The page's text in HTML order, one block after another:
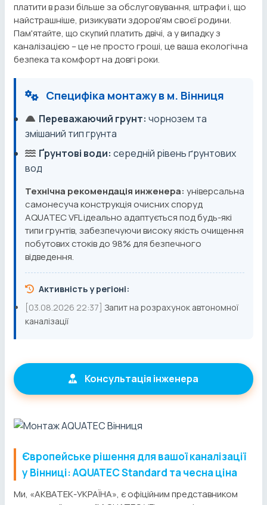
платити в рази більше за обслуговування, штрафи і, що
найстрашніше, ризикувати здоров'ям своєї родини.
Пам'ятайте, що скупий платить двічі, а у випадку з
каналізацією – це не просто гроші, це ваша екологічна
безпека та комфорт на довгі роки.
Специфіка монтажу в м. Вінниця
Переважаючий грунт: чорнозем та
змішаний тип грунта
Ґрунтові води: середній рівень ґрунтових
вод
Технічна рекомендація инженера: універсальна
самонесуча конструкція очисних споруд
AQUATEC VFL ідеально адаптується под будь-які
типи грунтів, забезпечуючи високу якість очищення
побутових стоків до 98% для безпечного
відведення.
Активність у регіоні:
[03.08.2026 22:37] Запит на розрахунок автономної
каналізації
Консультація інженера
Європейське рішення для вашої каналізації
у Вінниці: AQUATEC Standard та чесна ціна
Ми, «АКВАТЕК-УКРАЇНА», є офіційним представником